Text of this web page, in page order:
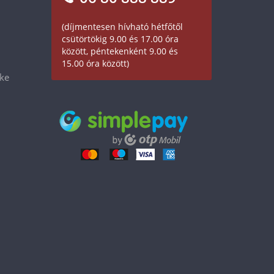
(díjmentesen hívható hétfőtől
csütörtökig 9.00 és 17.00 óra
között, péntekenként 9.00 és
15.00 óra között)